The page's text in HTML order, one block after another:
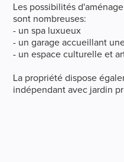
Les possibilités
sont nombreuses:
- un spa luxueux
- un garage accueillant
- un espace culturelle et
La propriété dispose
indépendant avec jardin